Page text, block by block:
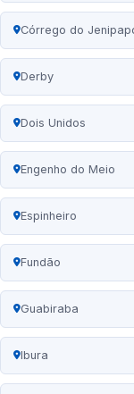
Córrego do
Derby
Dois Unidos
Engenho do Meio
Espinheiro
Fundão
Guabiraba
Ibura